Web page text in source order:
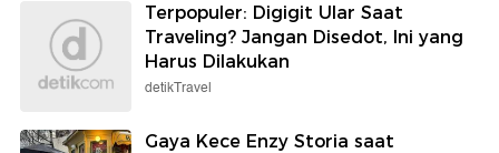
Terpopuler: Digigit Ular Saat
Traveling? Jangan Disedot, Ini yang
Harus Dilakukan
detikTravel
Gaya Kece Enzy Storia saat